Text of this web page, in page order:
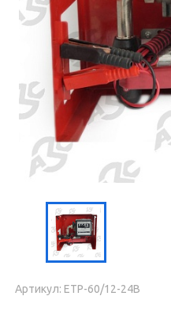
Артикул: ЕТР-60/12-24В